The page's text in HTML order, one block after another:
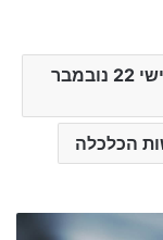
10 עדכוני כלכלה הכי חמים ביום שישי 22 נובמבר